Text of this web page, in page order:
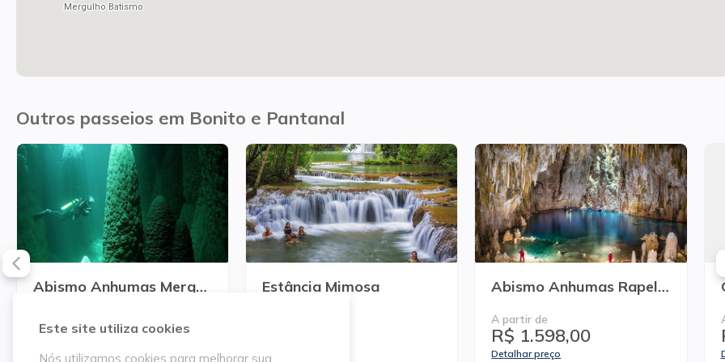
Este site utiliza cookies
Nós utilizamos cookies para melhorar sua
Mergulho Batismo
Outros passeios em Bonito e Pantanal
Abismo Anhumas Mergulho Avançado
R$ 1.799,00
Detalhar preço
Estância Mimosa Abismo Anhumas Rapel e Flutuação
A partir de
R$ 1.598,00
Detalhar preço